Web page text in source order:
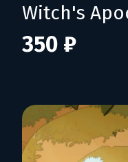
350 ₽